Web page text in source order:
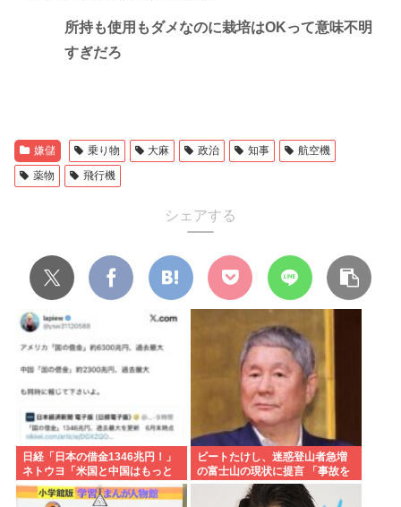
所持も使用もダメなのに栽培はOKって意味不明
すぎだろ
嫌儲 乗り物 大麻 政治 知事
航空機
薬物
飛行機
シェアする
日経「日本の借金1346兆円！」
ネトウヨ「米国と中国はもっと
ヤバいだろwww」
ビートたけし、迷惑登山者急増
の富士山の現状に提言 「事故を
起こしたら、それをまかなえる
だけのお金を払ってもらわない